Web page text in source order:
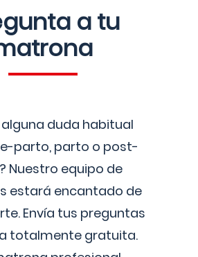
a tu
alguna duda habitual
parto, parto o post-
Nuestro equipo de
estará encantado de
Envía tus preguntas
totalmente gratuita.